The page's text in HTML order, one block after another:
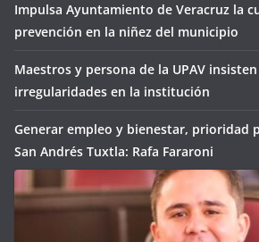
Impulsa Ayuntamiento de Veracruz la
prevención en la niñez del municipio
Maestros y persona de la UPAV
irregularidades en la institución
Generar empleo y bienestar, prioridad
San Andrés Tuxtla: Rafa Fararoni